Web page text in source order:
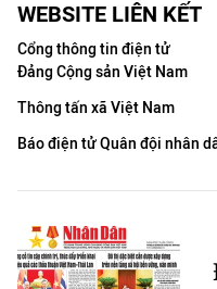
WEBSITE LIÊN KẾT
Cổng thông tin điện tử
Đảng Cộng sản Việt Nam
Thông tấn xã Việt Nam
Báo điện tử Quân đội nhân